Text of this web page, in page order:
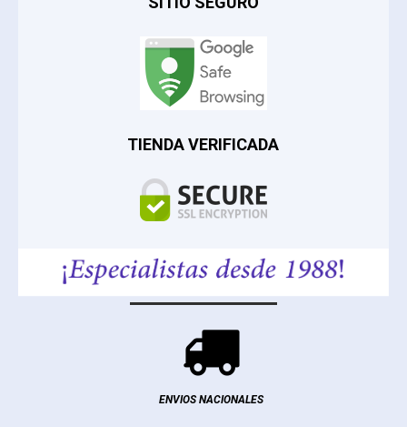
TIENDA VERIFICADA

ENVIOS NACIONALES